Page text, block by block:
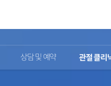
상담 및 예약 관절 클리